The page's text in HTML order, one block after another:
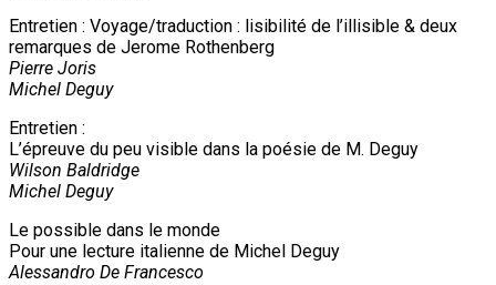
Entretien : Voyage/traduction : lisibilité de l’illisible & deux
remarques de Jerome Rothenberg
Pierre Joris
Michel Deguy
Entretien :
L’épreuve du peu visible dans la poésie de M. Deguy
Wilson Baldridge
Michel Deguy
Le possible dans le monde
Pour une lecture italienne de Michel Deguy
Alessandro De Francesco